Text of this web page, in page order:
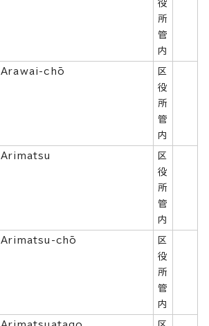
役
所
管
内
Arawai-chō
区
役
所
管
内
Arimatsu
区
役
所
管
内
Arimatsu-chō
区
役
所
管
内